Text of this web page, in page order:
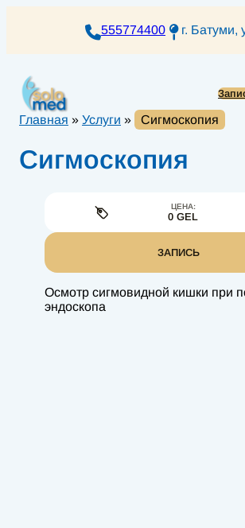
555774400 г. Батуми,
Главная » Услуги » Сигмоскопия
Сигмоскопия
Осмотр сигмовидной кишки при
эндоскопа
ЦЕНА:
0 GEL
ЗАПИСЬ